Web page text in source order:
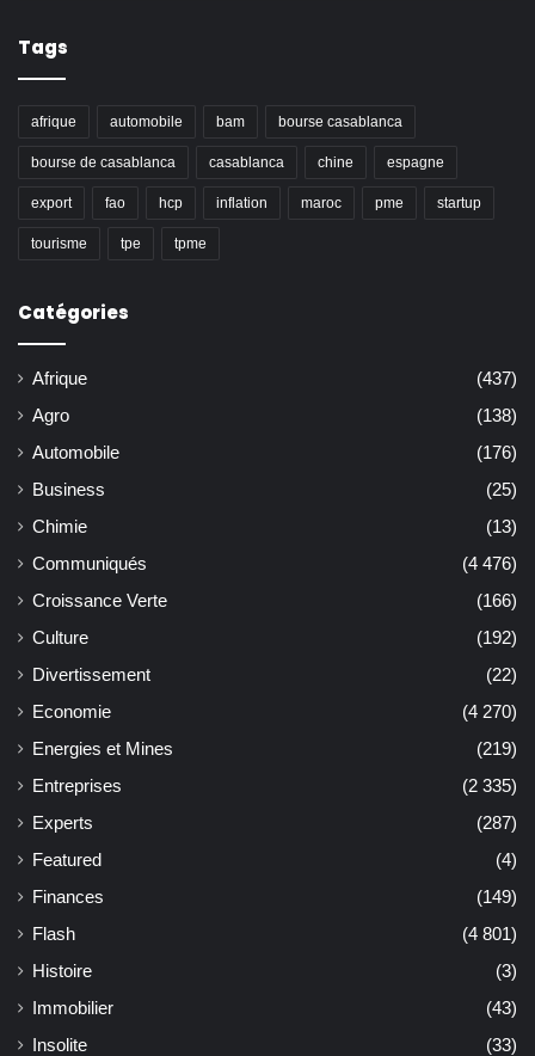
Tags
afrique automobile bam bourse casablanca
bourse de casablanca casablanca chine espagne
export fao hcp inflation maroc pme startup
tourisme tpe tpme
Catégories
Afrique
(437)
Agro
(138)
Automobile
(176)
Business
(25)
Chimie
(13)
Communiqués
(4 476)
Croissance Verte
(166)
Culture
(192)
Divertissement
(22)
Economie
(4 270)
Energies et Mines
(219)
Entreprises
(2 335)
Experts
(287)
Featured
(4)
Finances
(149)
Flash
(4 801)
Histoire
(3)
Immobilier
(43)
Insolite
(33)